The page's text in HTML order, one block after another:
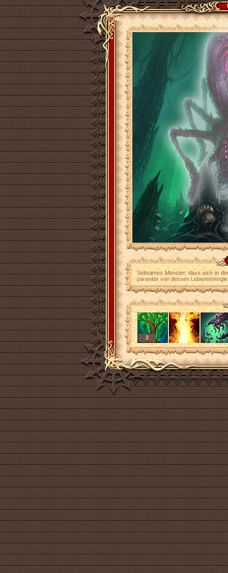
Seltsames Monster, dass sich in
parasitär von dessen
2